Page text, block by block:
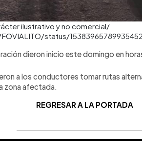
ilustrativo y no comercial/
status/
dieron inicio este domingo en
a los conductores tomar rutas
zona afectada.
REGRESAR A LA PORTADA